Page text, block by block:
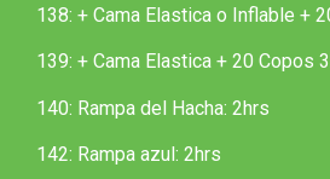
138: + Cama Elastica o Inflable +
139: + Cama Elastica + 20 Copos
140: Rampa del Hacha: 2hrs
142: Rampa azul: 2hrs